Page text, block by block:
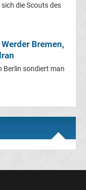
die Scouts des
Bremen,
Berlin sondiert man